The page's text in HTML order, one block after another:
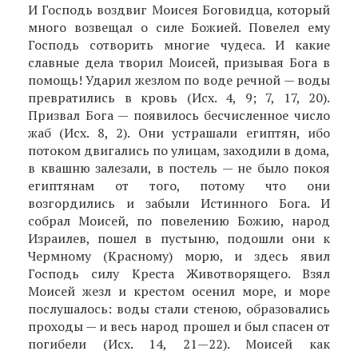
И Господь воздвиг Моисея Боговидца, который
много возвещал о силе Божией. Повелел ему
Господь сотворить многие чудеса. И какие
славные дела творил Моисей, призывая Бога в
помощь! Ударил жезлом по воде речной — воды
превратились в кровь (Исх. 4, 9; 7, 17, 20).
Призвал Бога — появилось бесчисленное число
жаб (Исх. 8, 2). Они устрашали египтян, ибо
потоком двигались по улицам, заходили в дома,
в квашню залезали, в постель — не было покоя
египтянам от того, потому что они
возгордились и забыли Истинного Бога. И
собрал Моисей, по повелению Божию, народ
Израилев, пошел в пустыню, подошли они к
Чермному (Красному) морю, и здесь явил
Господь силу Креста Животворящего. Взял
Моисей жезл и крестом осенил море, и море
послушалось: воды стали стеною, образовались
проходы — и весь народ прошел и был спасен от
погибели (Исх. 14, 21—22). Моисей как